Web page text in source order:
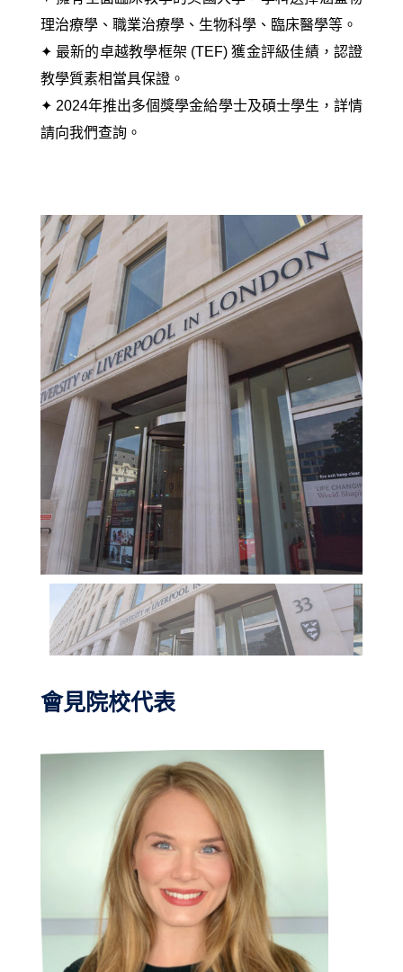
理治療學、職業治療學、生物科學、臨床醫學等。
✦ 最新的卓越教學框架 (TEF)獲金評級佳績，認證
教學質素相當具保證。
✦ 2024年推出多個獎學金給學士及碩士學生 ，詳情
請向我們查詢。
會見院校代表